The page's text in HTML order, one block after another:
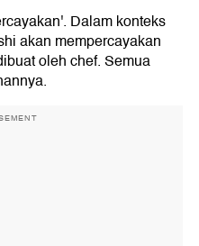
Dalam konteks
akan mempercayakan
oleh chef. Semua